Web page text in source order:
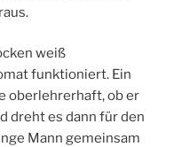
weiß
funktioniert. Ein
oberlehrerhaft, ob er
dreht es dann für den
Mann gemeinsam